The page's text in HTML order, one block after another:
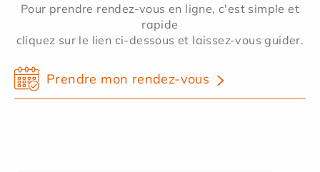
Pour prendre rendez-vous en ligne, c'est simple et
rapide
cliquez sur le lien ci-dessous et laissez-vous guider.
Prendre mon rendez-vous